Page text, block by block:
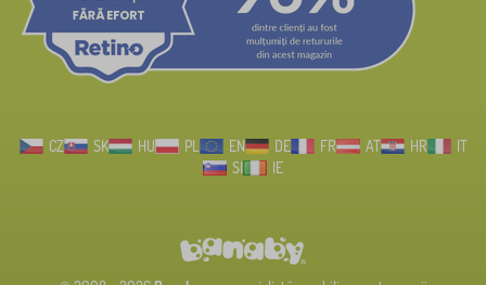
CZ SK HU PL EN DE FR AT HR
IT
SI
IE